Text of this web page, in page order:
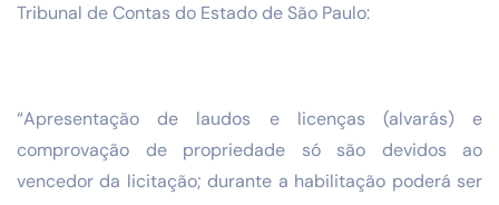
Tribunal de Contas do Estado de São Paulo:
“Apresentação de laudos e licenças (alvarás) e
comprovação de propriedade só são devidos ao
vencedor da licitação; durante a habilitação poderá ser